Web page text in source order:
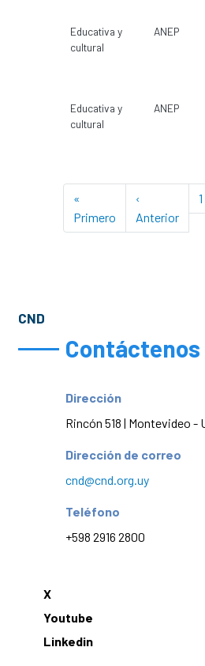
Educativa y
cultural
ANEP
Educativa y
cultural
ANEP
Paginación
«
Primero First page
‹
Anterior
1
CND
Contáctenos
Dirección
Rincón 518 | Montevideo -
Dirección de correo
cnd@cnd.org.uy
Teléfono
+598 2916 2800
X
Youtube
Linkedin